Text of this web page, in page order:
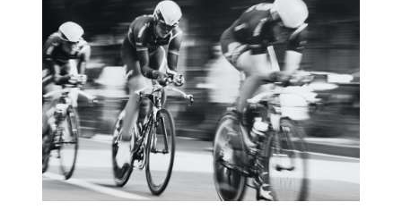
Resultaten från loppet är...